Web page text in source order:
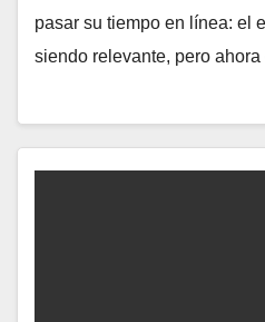
pasar su tiempo en línea: el
siendo relevante, pero